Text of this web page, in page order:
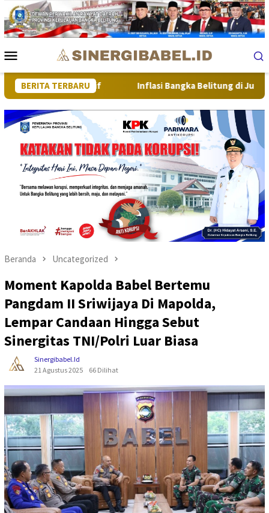
Loncat
ke
konten
Menu
Mobile
BERITA TERBARU
Positif Inflasi Bangka Belitung di Juli 2026 Tetap
Beranda Uncategorized
Moment Kapolda Babel Bertemu
Pangdam II Sriwijaya Di Mapolda,
Lempar Candaan Hingga Sebut
Sinergitas TNI/Polri Luar Biasa
Sinergibabel.id
21 Agustus 2025
66 Dilihat